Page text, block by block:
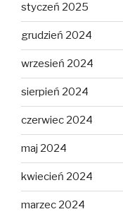
styczeń 2025
grudzień 2024
wrzesień 2024
sierpień 2024
czerwiec 2024
maj 2024
kwiecień 2024
marzec 2024